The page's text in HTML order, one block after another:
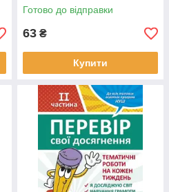
Готово до відправки
63 ₴
Купити